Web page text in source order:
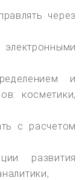
через
и
косметики,
с расчетом
развития